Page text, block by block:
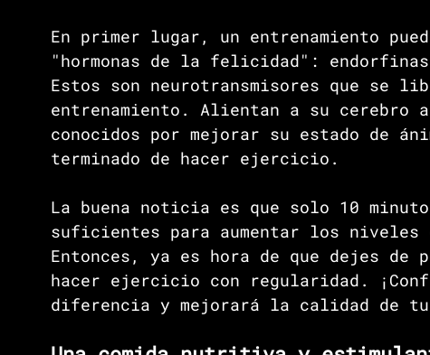
En primer lugar, un entrenamiento
"hormonas de la felicidad":
Estos son neurotransmisores que se
entrenamiento. Alientan a su
conocidos por mejorar su estado de
terminado de hacer ejercicio.
La buena noticia es que solo 10
suficientes para aumentar los niveles
Entonces, ya es hora de que dejes de
hacer ejercicio con regularidad.
diferencia y mejorará la calidad de